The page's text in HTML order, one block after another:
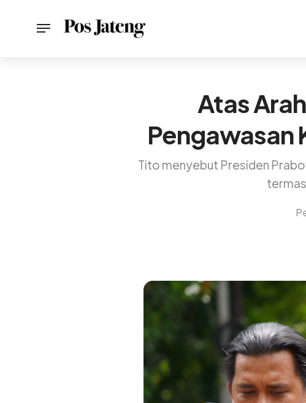
Atas
Pengawasan
Tito menyebut Presiden